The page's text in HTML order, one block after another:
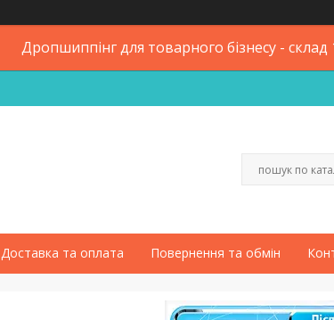
Дропшиппінг для товарного бізнесу - склад
Доставка та оплата Повернення та обмін